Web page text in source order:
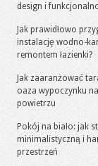
design i
Jak prawidłowo
instalację wodno-
remontem łazienki?
Jak zaaranżować
oaza wypoczynku
powietrzu
Pokój na biało: jak
minimalistyczną i
przestrzeń